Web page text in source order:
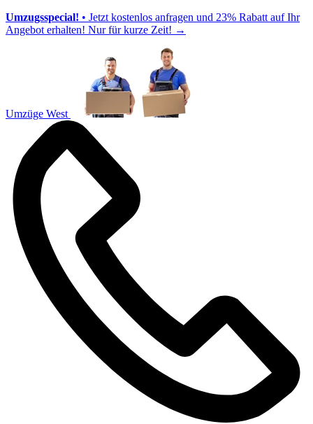
Umzugsspecial! • Jetzt kostenlos anfragen und 23% Rabatt auf Ihr
Angebot erhalten! Nur für kurze Zeit! →
Umzüge West